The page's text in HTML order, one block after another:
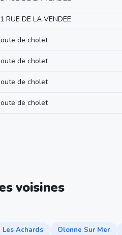
RUE DE LA VENDEE
de cholet
de cholet
de cholet
de cholet
voisines
Les Achards Olonne Sur Mer